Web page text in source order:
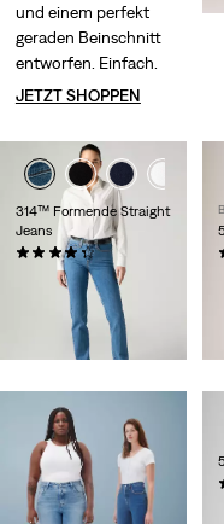
314™ Formende Straight
Jeans
(0)
CHF 109.90
und einem perfekt
geraden Beinschnitt
entworfen. Einfach.
JETZT SHOPPEN